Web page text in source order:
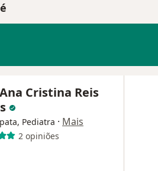
Cristina Reis
Pediatra · Mais
2 opiniões